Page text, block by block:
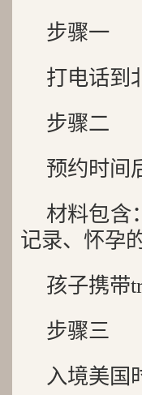
步骤一
打电话到
步骤二
预约时间
材料包含
记录、怀孕
孩子携带
步骤三
入境美国